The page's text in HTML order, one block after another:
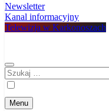
Newsletter
Kanal informacyjny
Telewizja w Karkonoszach
Szukaj:
Menu